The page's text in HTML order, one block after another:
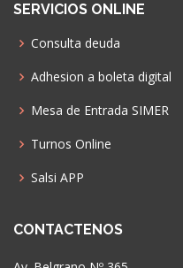
SERVICIOS ONLINE
Consulta deuda
Adhesion a boleta digital
Mesa de Entrada SIMER
Turnos Online
Salsi APP
CONTACTENOS